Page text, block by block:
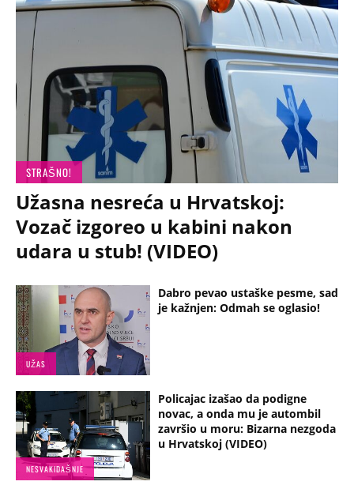
UŽAS
Dabro pevao ustaške pesme, sad
je kažnjen: Odmah se oglasio!
NESVAKIDAŠNJE
Policajac izašao da podigne
novac, a onda mu je autombil
završio u moru: Bizarna nezgoda
u Hrvatskoj (VIDEO)
STRAŠNO!
Užasna nesreća u Hrvatskoj:
Vozač izgoreo u kabini nakon
udara u stub! (VIDEO)